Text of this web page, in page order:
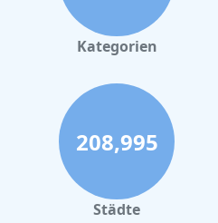
Gesamtfeedback darauf hin,
der Gäste in allen Aspekten
dass das
Hotel Alpina
Bequemlichkeit und
somit eine Top-Wahl für
als auch Entspannung in Ischgl
Kategorien
208,995
Städte